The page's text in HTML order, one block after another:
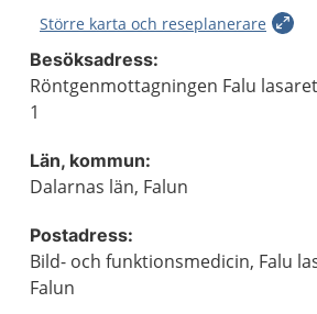
Större karta och reseplanerare
Besöksadress:
Röntgenmottagningen Falu
1
Län, kommun:
Dalarnas län, Falun
Postadress:
Bild- och funktionsmedicin, Falu
Falun